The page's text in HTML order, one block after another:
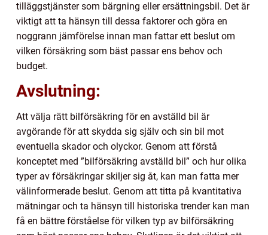
tilläggstjänster som bärgning eller ersättningsbil. Det är
viktigt att ta hänsyn till dessa faktorer och göra en
noggrann jämförelse innan man fattar ett beslut om
vilken försäkring som bäst passar ens behov och
budget.
Avslutning:
Att välja rätt bilförsäkring för en avställd bil är
avgörande för att skydda sig själv och sin bil mot
eventuella skador och olyckor. Genom att förstå
konceptet med ”bilförsäkring avställd bil” och hur olika
typer av försäkringar skiljer sig åt, kan man fatta mer
välinformerade beslut. Genom att titta på kvantitativa
mätningar och ta hänsyn till historiska trender kan man
få en bättre förståelse för vilken typ av bilförsäkring